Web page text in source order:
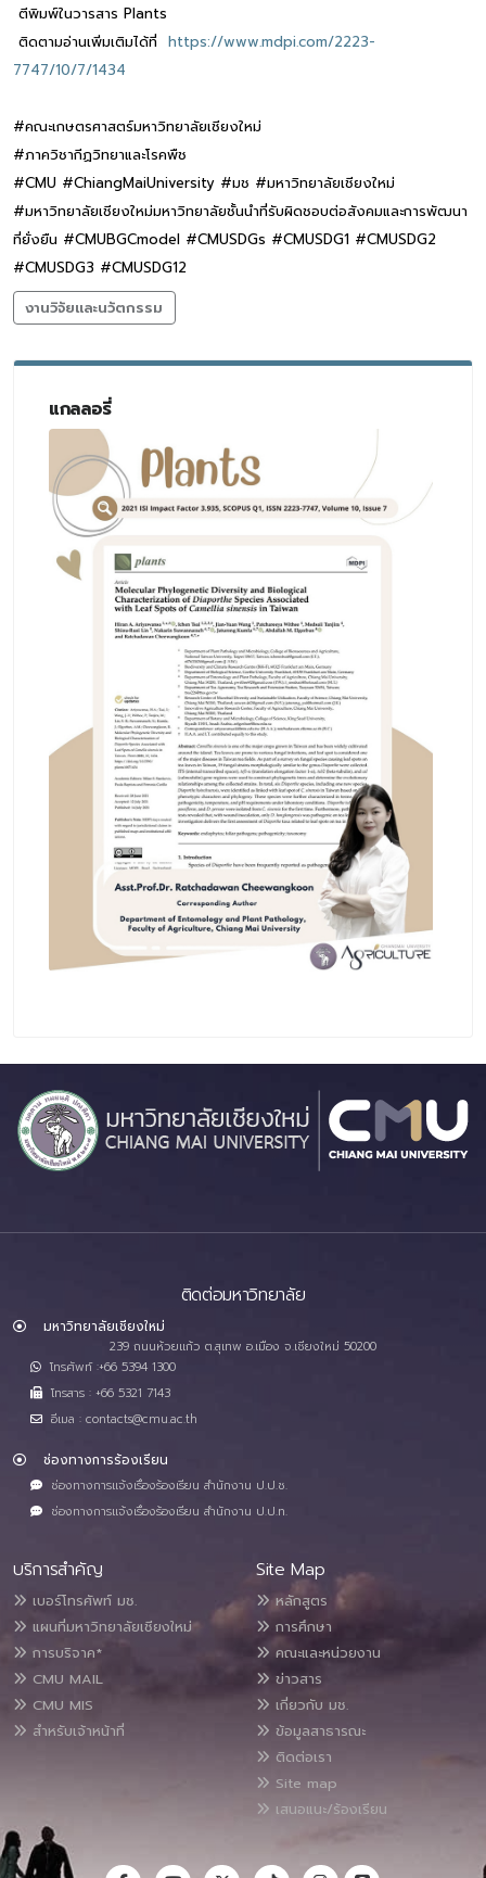
ตีพิมพ์ในวารสาร Plants
ติดตามอ่านเพิ่มเติมได้ที่ https://www.mdpi.com/2223-
7747/10/7/1434
#คณะเกษตรศาสตร์มหาวิทยาลัยเชียงใหม่
#ภาควิชากีฏวิทยาและโรคพืช
#CMU #ChiangMaiUniversity #มช #มหาวิทยาลัยเชียงใหม่
#มหาวิทยาลัยเชียงใหม่มหาวิทยาลัยชั้นนำที่รับผิดชอบต่อสังคมและการพัฒนา
ที่ยั่งยืน #CMUBGCmodel #CMUSDGs #CMUSDG1 #CMUSDG2
#CMUSDG3 #CMUSDG12
งานวิจัยและนวัตกรรม
แกลลอรี่
ติดต่อมหาวิทยาลัย
มหาวิทยาลัยเชียงใหม่
239 ถนนห้วยแก้ว ต.สุเทพ อ.เมือง จ.เชียงใหม่ 50200
โทรศัพท์ :+66 5394 1300
โทรสาร : +66 5321 7143
อีเมล : contacts@cmu.ac.th
ช่องทางการร้องเรียน
ช่องทางการแจ้งเรื่องร้องเรียน สำนักงาน ป.ป.ช.
ช่องทางการแจ้งเรื่องร้องเรียน สำนักงาน ป.ป.ท.
บริการสำคัญ
เบอร์โทรศัพท์ มช.
แผนที่มหาวิทยาลัยเชียงใหม่
การบริจาค*
CMU MAIL
CMU MIS
สำหรับเจ้าหน้าที่
Site Map
หลักสูตร
การศึกษา
คณะและหน่วยงาน
ข่าวสาร
เกี่ยวกับ มช.
ข้อมูลสาธารณะ
ติดต่อเรา
Site map
เสนอแนะ/ร้องเรียน